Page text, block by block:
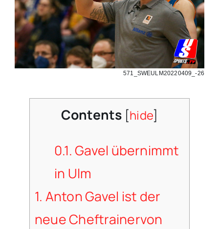
571_SWEULM20220409_-26
Contents [hide]
0.1.Gavel übernimmt
in Ulm
1. Anton Gavel ist der
neue Cheftrainervon